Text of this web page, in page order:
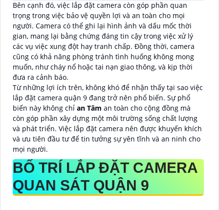
Bên cạnh đó, việc lắp đặt camera còn góp phần quan
trọng trong việc bảo vệ quyền lợi và an toàn cho mọi
người. Camera có thể ghi lại hình ảnh và dấu mốc thời
gian, mang lại bằng chứng đáng tin cậy trong việc xử lý
các vụ việc xung đột hay tranh chấp. Đồng thời, camera
cũng có khả năng phòng tránh tình huống không mong
muốn, như cháy nổ hoặc tai nạn giao thông, và kịp thời
đưa ra cảnh báo.
Từ những lợi ích trên, không khó để nhận thấy tại sao việc
lắp đặt camera quận 9 đang trở nên phổ biến. Sự phổ
biến này không chỉ an Tâm an toàn cho cộng đồng mà
còn góp phần xây dựng một môi trường sống chất lượng
và phát triển. Việc lắp đặt camera nên được khuyến khích
và ưu tiên đầu tư để tin tưởng sự yên tĩnh và an ninh cho
mọi người.
BỐ TRÍ LẮP ĐẶT CAMERA
QUAN SÁT QUẬN 9